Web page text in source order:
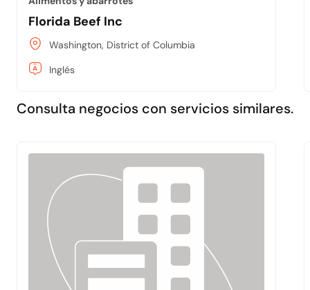
Florida Beef Inc
Washington, District of Columbia
Inglés
Consulta negocios con servicios similares.